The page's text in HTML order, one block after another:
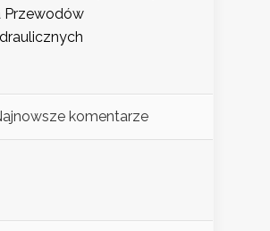
Przewodów
komentarze